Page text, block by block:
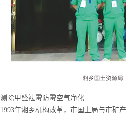
除甲醛袪霉防霉空气净化
年湘乡机构改革，市国土局与市矿